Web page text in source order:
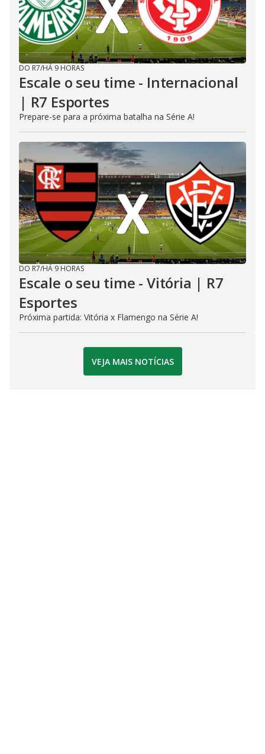
DO R7/HÁ 9 HORAS
Escale o seu time - Internacional
| R7 Esportes
Prepare-se para a próxima batalha na Série A!
DO R7/HÁ 9 HORAS
Escale o seu time - Vitória | R7
Esportes
Próxima partida: Vitória x Flamengo na Série A!
VEJA MAIS NOTÍCIAS